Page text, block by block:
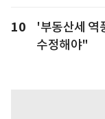
10
'부동산세 역
수정해야"